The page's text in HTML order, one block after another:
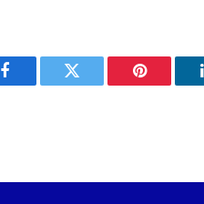
Facebook Twitter Pinterest